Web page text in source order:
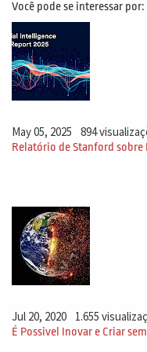
Você pode se interessar por:
May 05, 2025 894
Relatório de Stanford sobre
Jul 20, 2020 1.655
É Possivel Inovar e Criar